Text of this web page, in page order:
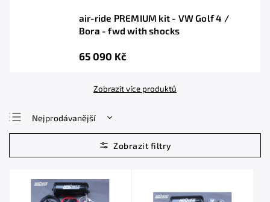
air-ride PREMIUM kit - VW Golf 4 /
Bora - fwd with shocks
65 090 Kč
Zobrazit více produktů
Nejprodávanější
Nejlevnější
Nejdražší